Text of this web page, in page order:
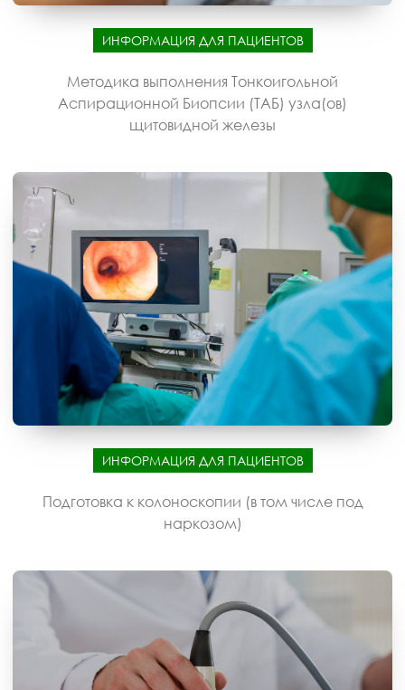
ИНФОРМАЦИЯ ДЛЯ ПАЦИЕНТОВ
Методика выполнения Тонкоигольной
Аспирационной Биопсии (ТАБ) узла(ов)
щитовидной железы
ИНФОРМАЦИЯ ДЛЯ ПАЦИЕНТОВ
Подготовка к колоноскопии (в том числе под
наркозом)